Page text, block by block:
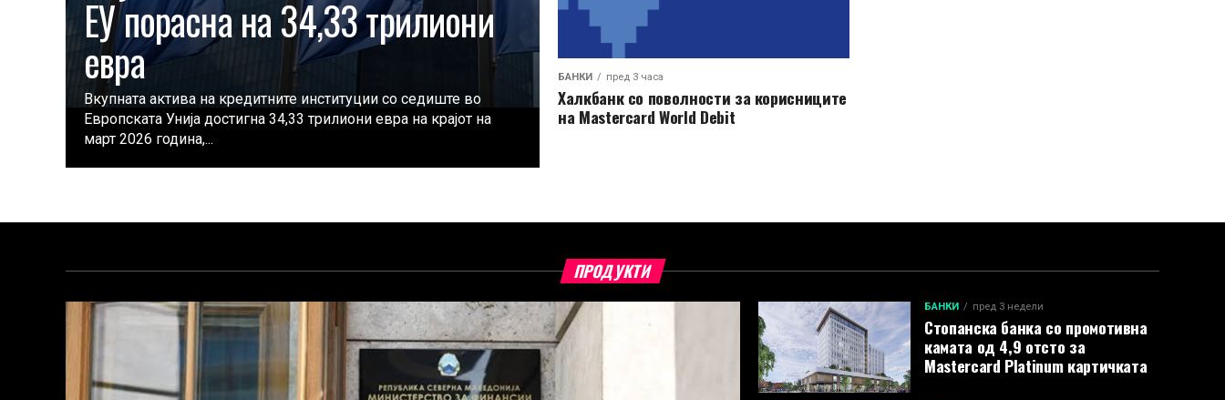
ЕУ порасна на 34,33 трилиони
евра
Вкупната актива на кредитните институции со седиште во
Европската Унија достигна 34,33 трилиони евра на крајот на
март 2026 година,...
БАНКИ пред 3 часа
Халкбанк со поволности за корисниците
на Mastercard World Debit
ПРОДУКТИ
БАНКИ пред 3 недели
Стопанска банка со промотивна
камата од 4,9 отсто за
Mastercard Platinum картичката